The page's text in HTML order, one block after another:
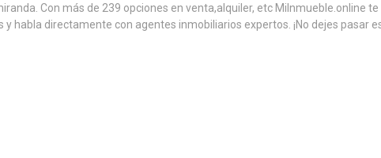
Con más de 239 opciones en venta,alquiler, etc MiInmueble.online
habla directamente con agentes inmobiliarios expertos. ¡No dejes pasar